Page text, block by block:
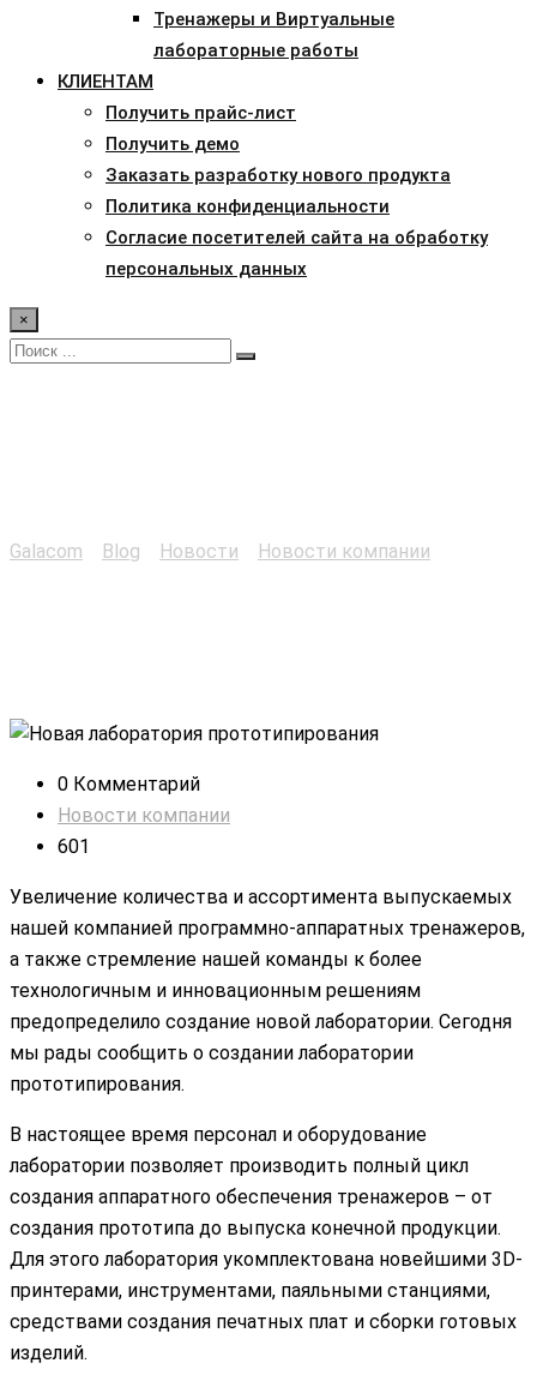
Тренажеры и Виртуальные
лабораторные работы
КЛИЕНТАМ
Получить прайс-лист
Получить демо
Заказать разработку нового продукта
Политика конфиденциальности
Согласие посетителей сайта на обработку
персональных данных
×
Galacom Blog Новости Новости компании
0 Комментарий
Новости компании
601
Увеличение количества и ассортимента выпускаемых
нашей компанией программно-аппаратных тренажеров,
а также стремление нашей команды к более
технологичным и инновационным решениям
предопределило создание новой лаборатории. Сегодня
мы рады сообщить о создании лаборатории
прототипирования.
В настоящее время персонал и оборудование
лаборатории позволяет производить полный цикл
создания аппаратного обеспечения тренажеров – от
создания прототипа до выпуска конечной продукции.
Для этого лаборатория укомплектована новейшими 3D-
принтерами, инструментами, паяльными станциями,
средствами создания печатных плат и сборки готовых
изделий.